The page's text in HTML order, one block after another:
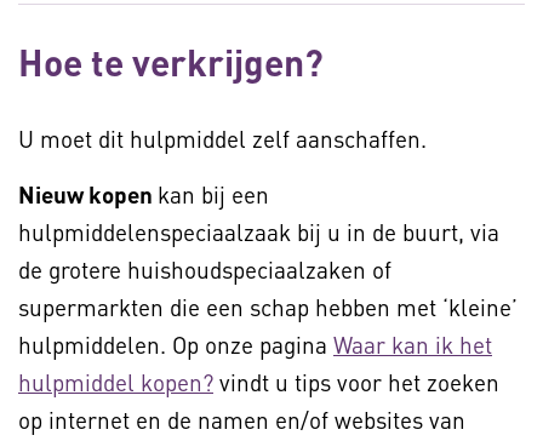
Hoe te verkrijgen?
U moet dit hulpmiddel zelf aanschaffen.
Nieuw kopen kan bij een
hulpmiddelenspeciaalzaak bij u in de buurt, via
de grotere huishoudspeciaalzaken of
supermarkten die een schap hebben met ‘kleine’
hulpmiddelen. Op onze pagina Waar kan ik het
hulpmiddel kopen? vindt u tips voor het zoeken
op internet en de namen en/of websites van